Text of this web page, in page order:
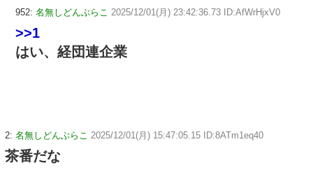
952: 名無しどんぶらこ 2025/12/01(月) 23:42:36.73 ID:AfWrHjxV0
>>1
はい、経団連企業
2: 名無しどんぶらこ 2025/12/01(月) 15:47:05.15 ID:8ATm1eq40
茶番だな